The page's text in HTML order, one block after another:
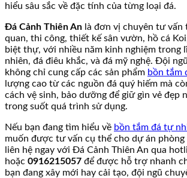
hiểu sâu sắc về đặc tính của từng loại đá.
Đá Cảnh Thiên An là đơn vị chuyên tư vấn
quan, thi công, thiết kế sân vườn, hồ cá
biệt thự, với nhiều năm kinh nghiệm trong
nhiên, đá điêu khắc, và đá mỹ nghệ. Đội
không chỉ cung cấp các sản phẩm bồn tắm
lượng cao từ các nguồn đá quý hiếm mà
cách vệ sinh, bảo dưỡng để giữ gìn vẻ đẹp
trong suốt quá trình sử dụng.
Nếu bạn đang tìm hiểu về bồn tắm đá tự
muốn được tư vấn cụ thể cho dự án phòng
liên hệ ngay với Đá Cảnh Thiên An qua
hoặc 0916215057 để được hỗ trợ nhanh
bạn đang xây mới hay cải tạo, đội ngũ